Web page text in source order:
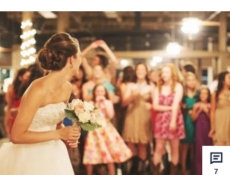
7